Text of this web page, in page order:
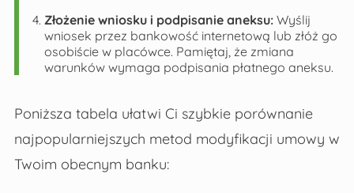
Złożenie wniosku i podpisanie aneksu:Wyślij
wniosek przez bankowość internetową lub złóż go
osobiście w placówce. Pamiętaj, że zmiana
warunków wymaga podpisania płatnego aneksu.
Poniższa tabela ułatwi Ci szybkie porównanie
najpopularniejszych metod modyfikacji umowy w
Twoim obecnym banku: